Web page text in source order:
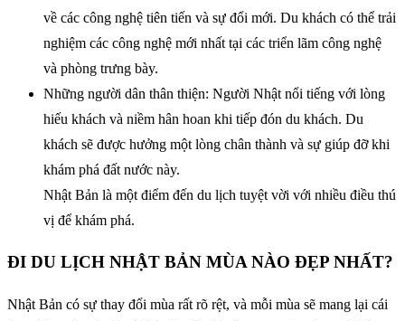
về các công nghệ tiên tiến và sự đổi mới. Du khách có thể trải
nghiệm các công nghệ mới nhất tại các triển lãm công nghệ
và phòng trưng bày.
Những người dân thân thiện: Người Nhật nổi tiếng với lòng
hiếu khách và niềm hân hoan khi tiếp đón du khách. Du
khách sẽ được hưởng một lòng chân thành và sự giúp đỡ khi
khám phá đất nước này.
Nhật Bản là một điểm đến du lịch tuyệt vời với nhiều điều thú
vị để khám phá.
ĐI DU LỊCH NHẬT BẢN MÙA NÀO ĐẸP NHẤT?
Nhật Bản có sự thay đổi mùa rất rõ rệt, và mỗi mùa sẽ mang lại cái